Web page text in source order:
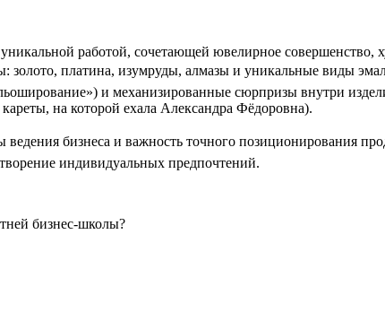
работой, сочетающей ювелирное
золото, платина, изумруды, алмазы и уникальные виды
и механизированные сюрпризы внутри
на которой ехала Александра Фёдоровна).
бизнеса и важность точного позиционирования
индивидуальных предпочтений.
бизнес-школы?